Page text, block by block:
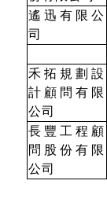
遙迅有限公
司
禾拓規劃設
計顧問有限
公司
長豐工程顧
問股份有限
公司